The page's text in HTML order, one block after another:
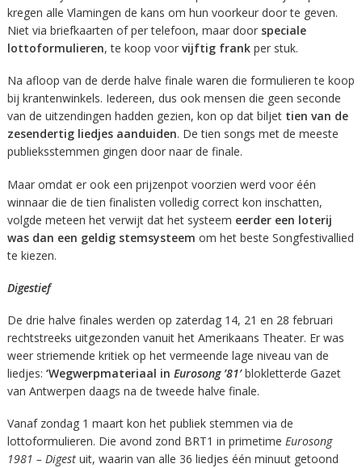
kregen alle Vlamingen de kans om hun voorkeur door te geven.
Niet via briefkaarten of per telefoon, maar door speciale
lottoformulieren, te koop voor vijftig frank per stuk.
Na afloop van de derde halve finale waren die formulieren te koop
bij krantenwinkels. Iedereen, dus ook mensen die geen seconde
van de uitzendingen hadden gezien, kon op dat biljet tien van de
zesendertig liedjes aanduiden. De tien songs met de meeste
publieksstemmen gingen door naar de finale.
Maar omdat er ook een prijzenpot voorzien werd voor één
winnaar die de tien finalisten volledig correct kon inschatten,
volgde meteen het verwijt dat het systeem eerder een loterij
was dan een geldig stemsysteem om het beste Songfestivallied
te kiezen.
Digestief
De drie halve finales werden op zaterdag 14, 21 en 28 februari
rechtstreeks uitgezonden vanuit het Amerikaans Theater. Er was
weer striemende kritiek op het vermeende lage niveau van de
liedjes: ‘Wegwerpmateriaal in Eurosong ’81’blokletterde Gazet
van Antwerpen daags na de tweede halve finale.
Vanaf zondag 1 maart kon het publiek stemmen via de
lottoformulieren. Die avond zond BRT1 in primetime Eurosong
1981 – Digest uit, waarin van alle 36 liedjes één minuut getoond